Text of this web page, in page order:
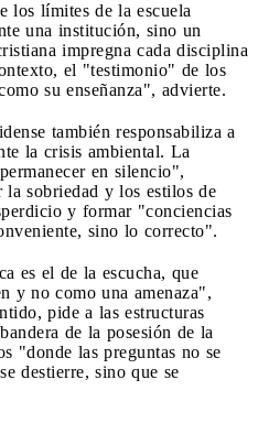
los límites de la escuela
una institución, sino un
impregna cada disciplina
el "testimonio" de los
su enseñanza", advierte.
también responsabiliza a
la crisis ambiental. La
en silencio",
la sobriedad y los estilos de
y formar "conciencias
sino lo correcto".
es el de la escucha, que
y no como una amenaza",
pide a las estructuras
de la posesión de la
"donde las preguntas no se
destierre, sino que se